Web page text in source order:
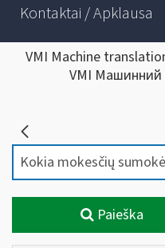
Kontaktai / Apklausa
VMI Machine
VMI Машинний
Paieška